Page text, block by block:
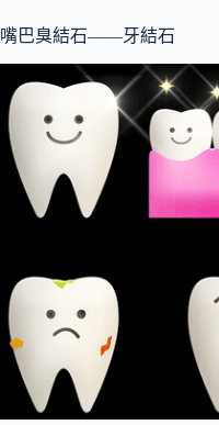
嘴巴臭結石——牙結石